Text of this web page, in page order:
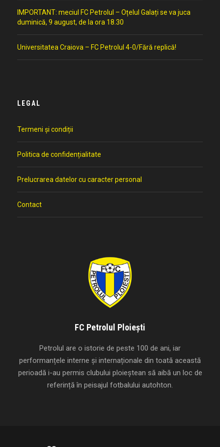
IMPORTANT: meciul FC Petrolul – Oțelul Galați se va juca
duminică, 9 august, de la ora 18.30
Universitatea Craiova – FC Petrolul 4-0/Fără replică!
LEGAL
Termeni și condiții
Politica de confidențialitate
Prelucrarea datelor cu caracter personal
Contact
FC Petrolul Ploiești
Petrolul are o istorie de peste 100 de ani, iar
performanțele interne și internaționale din toată această
perioadă i-au permis clubului ploieștean să aibă un loc de
referință în peisajul fotbalului autohton.